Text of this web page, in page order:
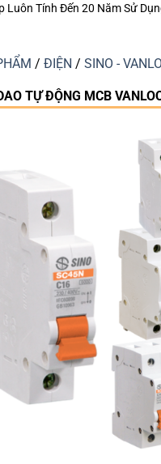
Thay Vì Chỉ Giá Thành?
/ ĐIỆN / SINO -
TỰ ĐỘNG MCB